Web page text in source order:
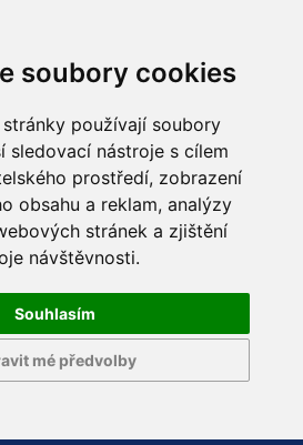
soubory cookies
používají soubory
sledovací nástroje s cílem
prostředí, zobrazení
obsahu a reklam, analýzy
stránek a zjištění
návštěvnosti.
Souhlasím
mé předvolby